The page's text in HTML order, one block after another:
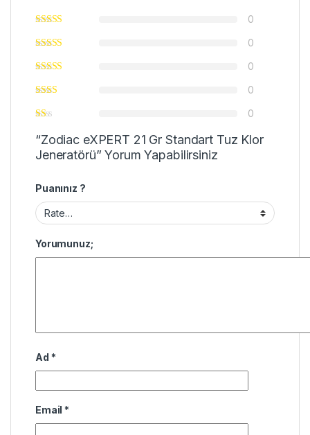
0
0
0
0
0
“Zodiac eXPERT 21 Gr Standart Tuz Klor
Jeneratörü” Yorum Yapabilirsiniz
Puanınız ?
Yorumunuz;
Ad *
Email *